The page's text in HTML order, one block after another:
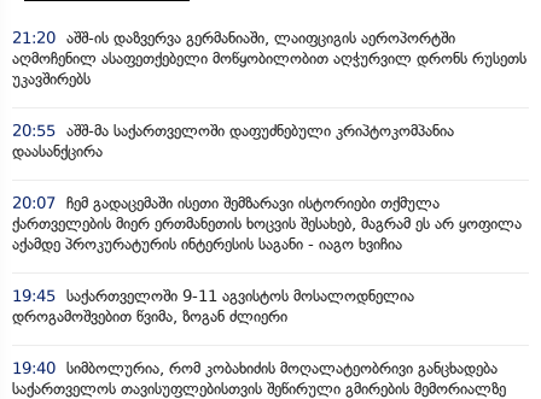
21:20 აშშ-ის დაზვერვა გერმანიაში, ლაიფციგის აეროპორტში
აღმოჩენილ ასაფეთქებელი მოწყობილობით აღჭურვილ დრონს რუსეთს
უკავშირებს
20:55 აშშ-მა საქართველოში დაფუძნებული კრიპტოკომპანია
დაასანქცირა
20:07 ჩემ გადაცემაში ისეთი შემზარავი ისტორიები თქმულა
ქართველების მიერ ერთმანეთის ხოცვის შესახებ, მაგრამ ეს არ ყოფილა
აქამდე პროკურატურის ინტერესის საგანი - იაგო ხვიჩია
19:45 საქართველოში 9-11 აგვისტოს მოსალოდნელია
დროგამოშვებით წვიმა, ზოგან ძლიერი
19:40 სიმბოლურია, რომ კობახიძის მოღალატეობრივი განცხადება
საქართველოს თავისუფლებისთვის შეწირული გმირების მემორიალზე